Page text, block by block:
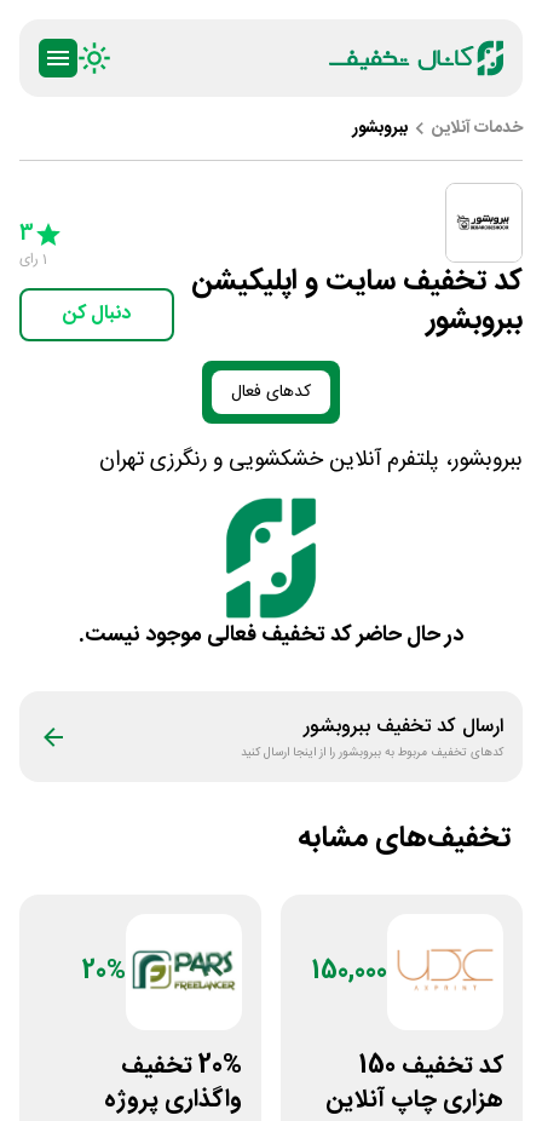
خدمات آنلاین ببروبشور
کد تخفیف سایت و اپلیکیشن
ببروبشور
5 Stars
3
1 رای
دنبال کن
کدهای فعال
ببروبشور، پلتفرم آنلاین خشکشویی و رنگرزی تهران
در حال حاضر کد تخفیف فعالی موجود نیست.
ارسال کد تخفیف ببروبشور
کدهای تخفیف مربوط بهببروبشوررا از اینجا ارسال کنید
تخفیف‌های مشابه
150,000
کد تخفیف 150
هزاری چاپ آنلاین
20%
20% تخفیف
واگذاری پروژه